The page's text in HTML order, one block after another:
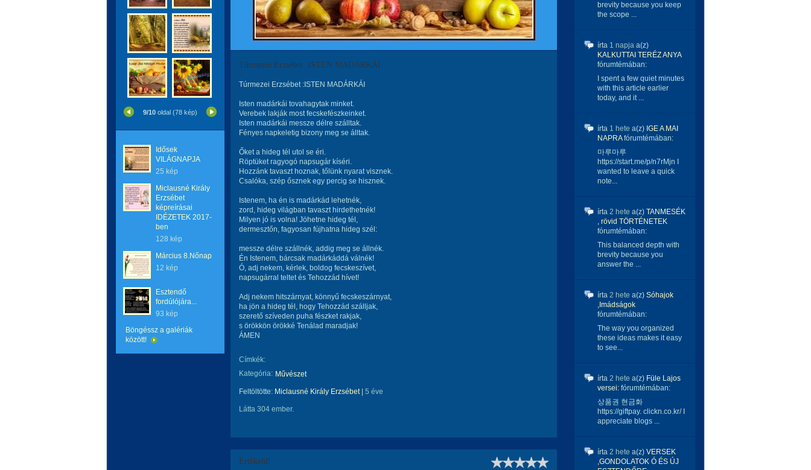
9/10 oldal (78 kép)
Idősek
VILÁGNAPJA
25 kép
Miclausné Király
Erzsébet
képreírásai
IDÉZETEK 2017-
ben
128 kép
Március 8.Nőnap
12 kép
Esztendő
fordúlójára...
93 kép
Böngéssz a galériák
között!
Túrmezei Erzsébet :ISTEN MADÁRKÁI
Túrmezei Erzsébet :ISTEN MADÁRKÁI
Isten madárkái tovahagytak minket.
Verebek lakják most fecskefészkeinket.
Isten madárkái messze délre szálltak.
Fényes napkeletig bizony meg se álltak.
Őket a hideg tél utol se éri.
Röptüket ragyogó napsugár kíséri.
Hozzánk tavaszt hoznak, tőlünk nyarat visznek.
Csalóka, szép ősznek egy percig se hisznek.
Istenem, ha én is madárkád lehetnék,
zord, hideg világban tavaszt hirdethetnék!
Milyen jó is volna! Jöhetne hideg tél,
dermesztőn, fagyosan fújhatna hideg szél:
messze délre szállnék, addig meg se állnék.
Én Istenem, bárcsak madárkáddá válnék!
Ó, adj nekem, kérlek, boldog fecskeszívet,
napsugárral teltet és Tehozzád hívet!
Adj nekem hitszárnyat, könnyű fecskeszárnyat,
ha jön a hideg tél, hogy Tehozzád szálljak,
szerető szíveden puha fészket rakjak,
s örökkön örökké Tenálad maradjak!
ÁMEN
Címkék:
Kategória: Művészet
Feltöltötte: Miclausné Király Erzsébet| 5 éve
Látta 304 ember.
Értékeld!
brevity because you keep
the scope ...
írta 1 napja a(z)
KALKUTTAI TERÉZ ANYA
fórumtémában:
I spent a few quiet minutes
with this article earlier
today, and it ...
írta 1 hete a(z) IGE A MAI
NAPRAfórumtémában:
마루마루
https://start.me/p/n7rMjn I
wanted to leave a quick
note...
írta 2 hete a(z) TANMESÉK
, rövid TÖRTÉNETEK
fórumtémában:
This balanced depth with
brevity because you
answer the ...
írta 2 hete a(z) Sóhajok
,Imádságok
fórumtémában:
The way you organized
these ideas makes it easy
to see...
írta 2 hete a(z) Füle Lajos
versei: fórumtémában:
상품권 현금화
https://giftpay. clickn.co.kr/ I
appreciate blogs ...
írta 2 hete a(z) VERSEK
,GONDOLATOK Ó ÉS ÚJ